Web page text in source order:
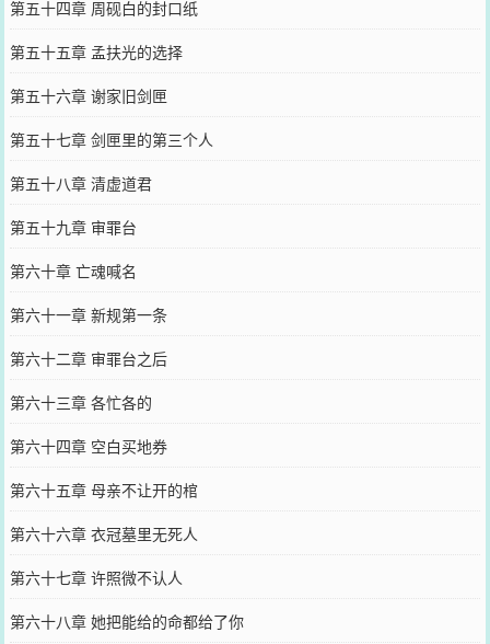
第五十四章 周砚白的封口纸
第五十五章 孟扶光的选择
第五十六章 谢家旧剑匣
第五十七章 剑匣里的第三个人
第五十八章 清虚道君
第五十九章 审罪台
第六十章 亡魂喊名
第六十一章 新规第一条
第六十二章 审罪台之后
第六十三章 各忙各的
第六十四章 空白买地券
第六十五章 母亲不让开的棺
第六十六章 衣冠墓里无死人
第六十七章 许照微不认人
第六十八章 她把能给的命都给了你